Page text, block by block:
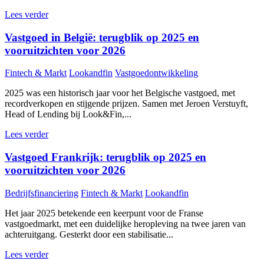
Lees verder
Vastgoed in België: terugblik op 2025 en
vooruitzichten voor 2026
Fintech & Markt Lookandfin Vastgoedontwikkeling
2025 was een historisch jaar voor het Belgische vastgoed, met
recordverkopen en stijgende prijzen. Samen met Jeroen Verstuyft,
Head of Lending bij Look&Fin,...
Lees verder
Vastgoed Frankrijk: terugblik op 2025 en
vooruitzichten voor 2026
Bedrijfsfinanciering Fintech & Markt Lookandfin
Het jaar 2025 betekende een keerpunt voor de Franse
vastgoedmarkt, met een duidelijke heropleving na twee jaren van
achteruitgang. Gesterkt door een stabilisatie...
Lees verder